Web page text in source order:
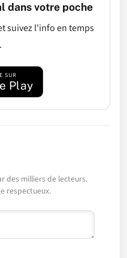
dans votre poche
suivez l'info en temps
SUR
Play
des milliers de lecteurs.
respectueux.